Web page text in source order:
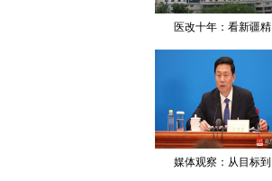
医改十年：看新疆精
媒体观察：从目标到